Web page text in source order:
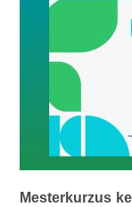
Mesterkurzus